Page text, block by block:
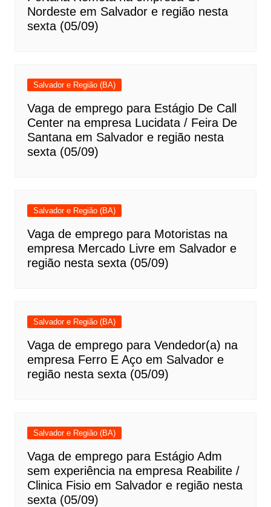
Nordeste em Salvador e região nesta
sexta (05/09)
Salvador e Região (BA)
Vaga de emprego para Estágio De Call
Center na empresa Lucidata / Feira De
Santana em Salvador e região nesta
sexta (05/09)
Salvador e Região (BA)
Vaga de emprego para Motoristas na
empresa Mercado Livre em Salvador e
região nesta sexta (05/09)
Salvador e Região (BA)
Vaga de emprego para Vendedor(a) na
empresa Ferro E Aço em Salvador e
região nesta sexta (05/09)
Salvador e Região (BA)
Vaga de emprego para Estágio Adm
sem experiência na empresa Reabilite /
Clinica Fisio em Salvador e região nesta
sexta (05/09)